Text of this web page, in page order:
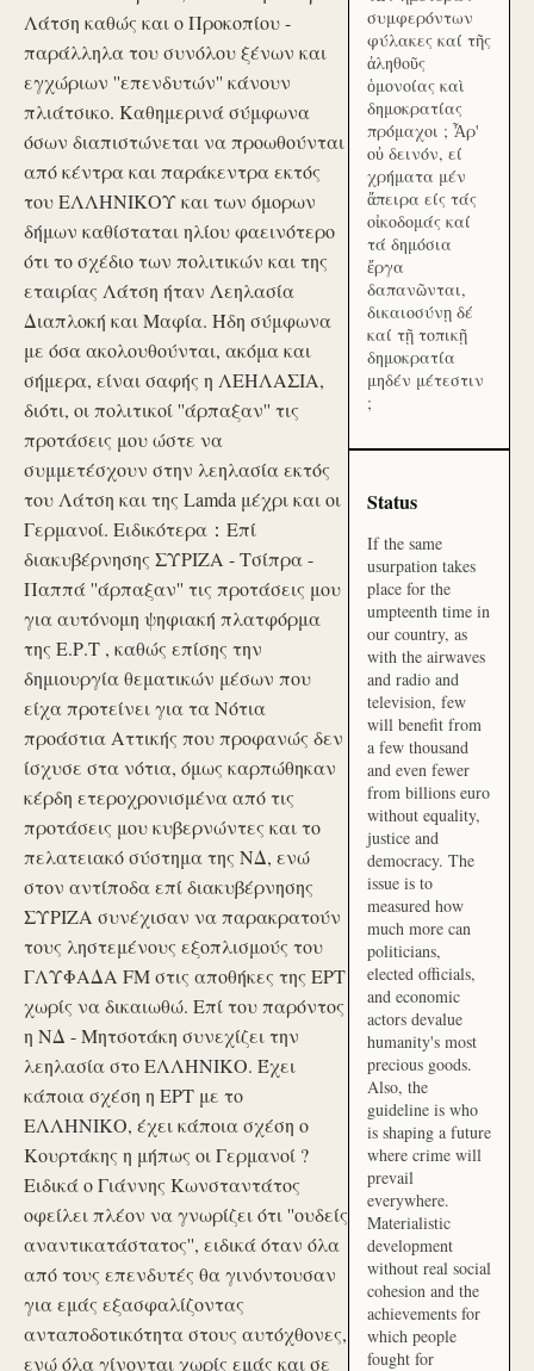
Λάτση καθώς και ο Προκοπίου -
παράλληλα του συνόλου ξένων και
εγχώριων ''επενδυτών'' κάνουν
πλιάτσικο. Καθημερινά σύμφωνα
όσων διαπιστώνεται να προωθούνται
από κέντρα και παράκεντρα εκτός
του ΕΛΛΗΝΙΚΟΥ και των όμορων
δήμων καθίσταται ηλίου φαεινότερο
ότι το σχέδιο των πολιτικών και της
εταιρίας Λάτση ήταν Λεηλασία
Διαπλοκή και Μαφία. Ήδη σύμφωνα
με όσα ακολουθούνται, ακόμα και
σήμερα, είναι σαφής η ΛΕΗΛΑΣΙΑ,
διότι, οι πολιτικοί ''άρπαξαν'' τις
προτάσεις μου ώστε να
συμμετέσχουν στην λεηλασία εκτός
του Λάτση και της Lamda μέχρι και οι
Γερμανοί. Ειδικότερα：Επί
διακυβέρνησης ΣΥΡΙΖΑ - Τσίπρα -
Παππά ''άρπαξαν'' τις προτάσεις μου
για αυτόνομη ψηφιακή πλατφόρμα
της Ε.Ρ.Τ , καθώς επίσης την
δημιουργία θεματικών μέσων που
είχα προτείνει για τα Νότια
προάστια Αττικής που προφανώς δεν
ίσχυσε στα νότια, όμως καρπώθηκαν
κέρδη ετεροχρονισμένα από τις
προτάσεις μου κυβερνώντες και το
πελατειακό σύστημα της ΝΔ, ενώ
στον αντίποδα επί διακυβέρνησης
ΣΥΡΙΖΑ συνέχισαν να παρακρατούν
τους ληστεμένους εξοπλισμούς του
ΓΛΥΦΑΔΑ FM στις αποθήκες της ΕΡΤ
χωρίς να δικαιωθώ. Επί του παρόντος
η ΝΔ - Μητσοτάκη συνεχίζει την
λεηλασία στο ΕΛΛΗΝΙΚΟ. Έχει
κάποια σχέση η ΕΡΤ με το
ΕΛΛΗΝΙΚΟ, έχει κάποια σχέση ο
Κουρτάκης η μήπως οι Γερμανοί ?
Ειδικά ο Γιάννης Κωνσταντάτος
οφείλει πλέον να γνωρίζει ότι ''ουδείς
αναντικατάστατος'', ειδικά όταν όλα
από τους επενδυτές θα γινόντουσαν
για εμάς εξασφαλίζοντας
ανταποδοτικότητα στους αυτόχθονες,
ενώ όλα γίνονται χωρίς εμάς και σε
συμφερόντων
φύλακες καί τῆς
ἀληθοῦς
ὁμονοίας καὶ
δημοκρατίας
πρόμαχοι ; Ἆρ'
οὐ δεινόν, εί
χρήματα μέν
ἄπειρα είς τάς
οἰκοδομάς καί
τά δημόσια
ἔργα
δαπανῶνται,
δικαιοσύνῃ δέ
καί τῇ τοπικῇ
δημοκρατία
μηδέν μέτεστιν
;
Status
If the same
usurpation takes
place for the
umpteenth time in
our country, as
with the airwaves
and radio and
television, few
will benefit from
a few thousand
and even fewer
from billions euro
without equality,
justice and
democracy. The
issue is to
measured how
much more can
politicians,
elected officials,
and economic
actors devalue
humanity's most
precious goods.
Also, the
guideline is who
is shaping a future
where crime will
prevail
everywhere.
Materialistic
development
without real social
cohesion and the
achievements for
which people
fought for